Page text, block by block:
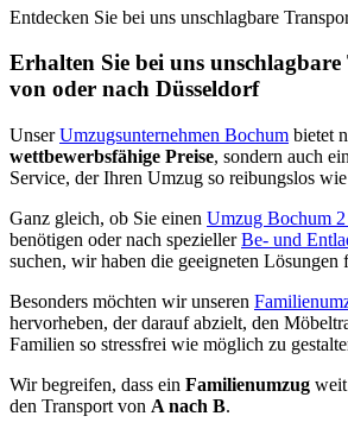
Entdecken Sie bei uns unschlagbare
Erhalten Sie bei uns
von oder nach Düsseldorf
UnserUmzugsunternehmen Bochum bietet
wettbewerbsfähige Preise, sondern auch
Service, der Ihren Umzug so reibungslos
Ganz gleich, ob Sie einen Umzug Bochum
benötigen oder nach speziellerBe- und
suchen, wir haben die geeigneten Lösungen
Besonders möchten wir unseren
hervorheben, der darauf abzielt, den
Familien so stressfrei wie möglich zu
Wir begreifen, dass ein Familienumzug
den Transport von A nach B.